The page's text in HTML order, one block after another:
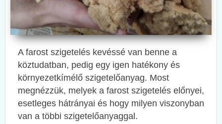
A farost szigetelés kevéssé van benne a
köztudatban, pedig egy igen hatékony és
környezetkímélő szigetelőanyag. Most
megnézzük, melyek a farost szigetelés előnyei,
esetleges hátrányai és hogy milyen viszonyban
van a többi szigetelőanyaggal.